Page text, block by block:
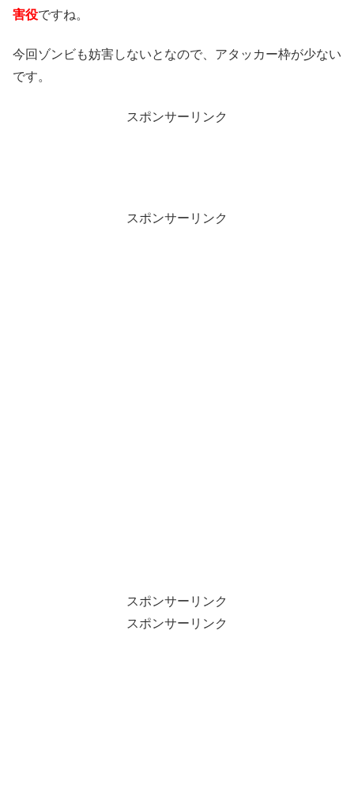
害役ですね。
今回ゾンビも妨害しないとなので、アタッカー枠が少ない
です。
スポンサーリンク
スポンサーリンク
スポンサーリンク
スポンサーリンク